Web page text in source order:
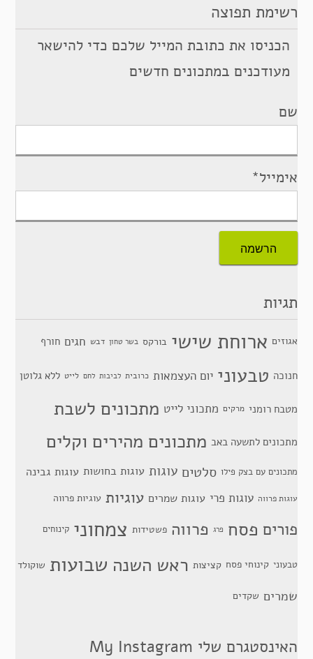
רשימת תפוצה
הכניסו את כתובת המייל שלכם כדי להישאר
מעודכנים במתכונים חדשים
שם
אימייל*
תגיות
אגוזים ארוחת שישי בורקס בשר טחון דבש חגים חורף
חנוכה טבעוני יום העצמאות כרובית לביבות לחם לייט ללא גלוטן
מטבח רומני מרקים מתכוני לייט מתכונים לשבת
מתכונים לתשעה באב מתכונים מהירים וקלים
מתכונים עם בצק פילו סלטים עוגות עוגות בחושות עוגות גבינה
עוגות פרווה עוגות פרי עוגות שמרים עוגיות עוגיות פרווה
פורים פסח פרג פרווה פשטידות צמחוני קינוחים
טבעוני קינוחי פסח קציצות ראש השנה שבועות שוקולד
שמרים שקדים
האינסטגרם שלי My Instagram